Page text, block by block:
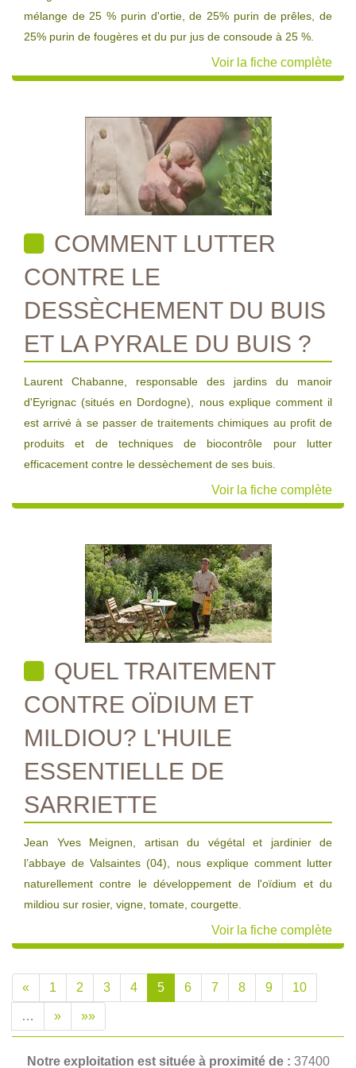
mélange de 25 % purin d'ortie, de 25% purin de prêles, de
25% purin de fougères et du pur jus de consoude à 25 %.
Voir la fiche complète
COMMENT LUTTER
CONTRE LE
DESSÈCHEMENT DU BUIS
ET LA PYRALE DU BUIS ?
Laurent Chabanne, responsable des jardins du manoir
d'Eyrignac (situés en Dordogne), nous explique comment il
est arrivé à se passer de traitements chimiques au profit de
produits et de techniques de biocontrôle pour lutter
efficacement contre le dessèchement de ses buis.
Voir la fiche complète
QUEL TRAITEMENT
CONTRE OÏDIUM ET
MILDIOU? L'HUILE
ESSENTIELLE DE
SARRIETTE
Jean Yves Meignen, artisan du végétal et jardinier de
l’abbaye de Valsaintes (04), nous explique comment lutter
naturellement contre le développement de l'oïdium et du
mildiou sur rosier, vigne, tomate, courgette.
Voir la fiche complète
« 1 2 3 4 5 6 7 8 9 10
… » »»
Notre exploitation est située à proximité de : 37400